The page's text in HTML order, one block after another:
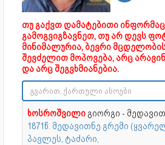
თუ გაქვთ დამატებითი
გამოგვიგზავნეთ, თუ არ დევს
მინიმალურია, ბევრი
შევძელით მოპოვება, არც
და არც შეგვხმიანებია.
ხოსროშვილი გიორგი -
1871წ. მედავითნე გრემი
პავლეს, ტაძარი,